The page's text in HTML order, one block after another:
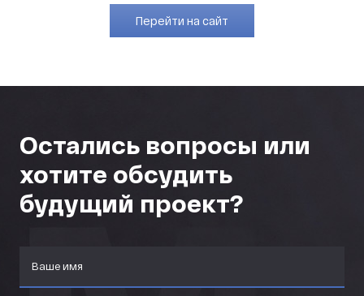
Перейти на сайт
Остались вопросы или
хотите обсудить
будущий проект?